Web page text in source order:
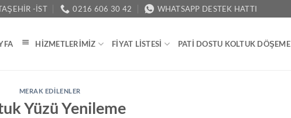
-İST 0216 606 30 42 WHATSAPP DESTEK HATTI
HIZMETLERIMIZ FIYAT LISTESI PATI DOSTU KOLTUK DÖŞEME
MERAK EDILENLER
Yüzü Yenileme